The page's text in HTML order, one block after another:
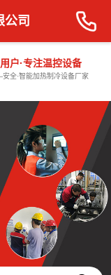
户·专注温控设备
全·智能加热制冷设备厂家
公司